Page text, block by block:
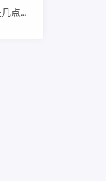
子时是几点(子时是几点到几点丑时是几点到几点)